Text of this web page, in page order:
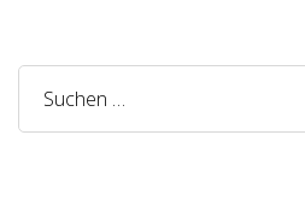
Suchen
nach: